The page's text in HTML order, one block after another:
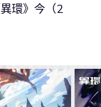
環》今（2